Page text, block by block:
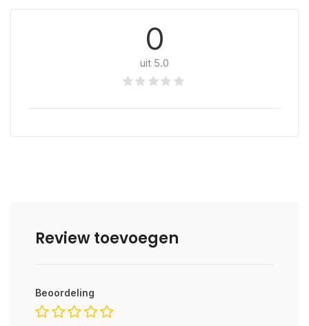
0
uit 5.0
Review toevoegen
Beoordeling